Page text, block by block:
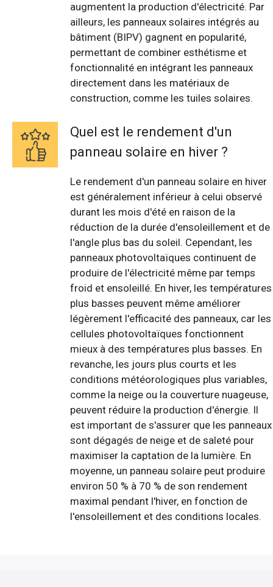
augmentent la production d'électricité. Par
ailleurs, les panneaux solaires intégrés au
bâtiment (BIPV) gagnent en popularité,
permettant de combiner esthétisme et
fonctionnalité en intégrant les panneaux
directement dans les matériaux de
construction, comme les tuiles solaires.
Quel est le rendement d'un
panneau solaire en hiver ?
Le rendement d'un panneau solaire en hiver
est généralement inférieur à celui observé
durant les mois d'été en raison de la
réduction de la durée d'ensoleillement et de
l'angle plus bas du soleil. Cependant, les
panneaux photovoltaïques continuent de
produire de l'électricité même par temps
froid et ensoleillé. En hiver, les températures
plus basses peuvent même améliorer
légèrement l'efficacité des panneaux, car les
cellules photovoltaïques fonctionnent
mieux à des températures plus basses. En
revanche, les jours plus courts et les
conditions météorologiques plus variables,
comme la neige ou la couverture nuageuse,
peuvent réduire la production d'énergie. Il
est important de s'assurer que les panneaux
sont dégagés de neige et de saleté pour
maximiser la captation de la lumière. En
moyenne, un panneau solaire peut produire
environ 50 % à 70 % de son rendement
maximal pendant l'hiver, en fonction de
l'ensoleillement et des conditions locales.